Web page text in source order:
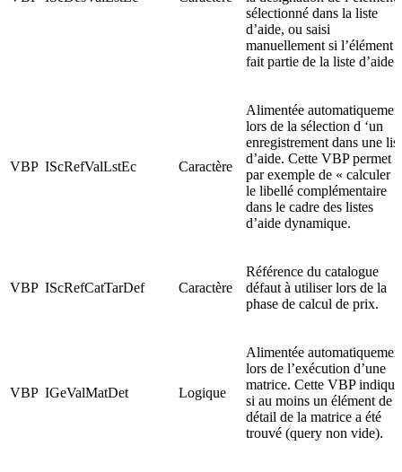
sélectionné dans la liste
d’aide, ou saisi
manuellement si l’élément
fait partie de la liste d’aide.
VBP IScRefValLstEc Caractère
Alimentée
lors de la sélection d ‘un
enregistrement dans une
d’aide. Cette VBP permet
par exemple de « calculer »
le libellé complémentaire
dans le cadre des listes
d’aide dynamique.
VBP IScRefCatTarDef Caractère
Référence du catalogue
défaut à utiliser lors de la
phase de calcul de prix.
VBP IGeValMatDet Logique
Alimentée
lors de l’exécution d’une
matrice. Cette VBP indique
si au moins un élément de
détail de la matrice a été
trouvé (query non vide).